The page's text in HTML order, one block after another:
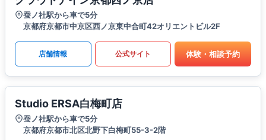
蚕ノ社駅から車で5分
京都府京都市中京区西ノ京東中合町42オリエントビル2F
店舗情報 公式サイト 体験・相談予約
Studio ERSA白梅町店
蚕ノ社駅から車で5分
京都府京都市北区北野下白梅町55-3-2階